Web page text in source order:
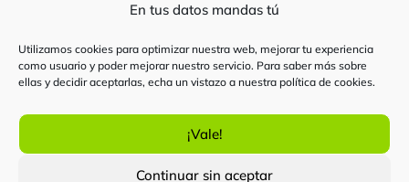
En tus datos mandas tú
Utilizamos cookies para optimizar nuestra web, mejorar tu experiencia
como usuario y poder mejorar nuestro servicio. Para saber más sobre
ellas y decidir aceptarlas, echa un vistazo a nuestra política de cookies.
¡Vale!
Continuar sin aceptar
Inicio-Persona física-Cómo hacer la Declaración de
certificadoelectronico.eses una marca de